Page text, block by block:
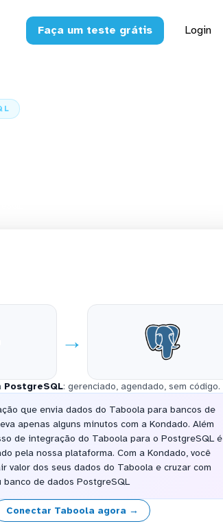
Faça um teste grátis Login
→
PostgreSQL: gerenciado, agendado, sem código.
que envia dados do Taboola para bancos de
apenas alguns minutos com a Kondado. Além
de integração do Taboola para o PostgreSQL é
pela nossa plataforma. Com a Kondado, você
valor dos seus dados do Taboola e cruzar com
banco de dados PostgreSQL
Conectar Taboola agora →